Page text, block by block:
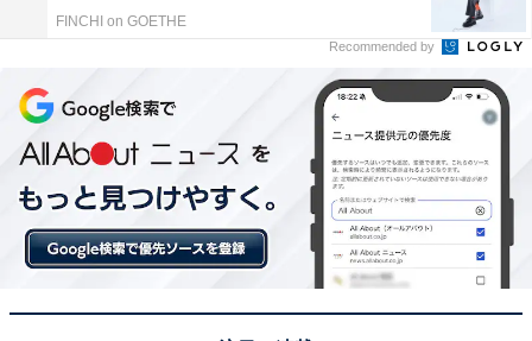
【今日チェックしたい】日立の人気商品5選
日立「CV-KV70M W」
FINCHI on GOETHE
Recommended by